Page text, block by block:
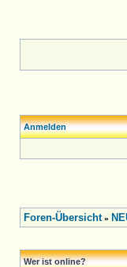
Anmelden
Foren-Übersicht»
Wer ist online?